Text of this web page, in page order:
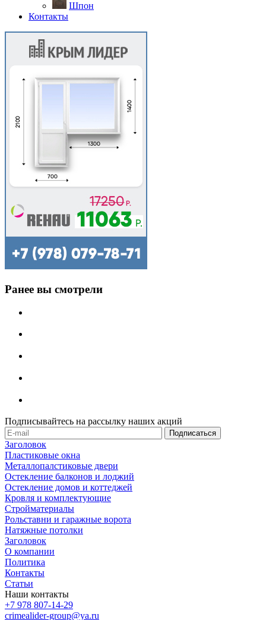
Шпон
Контакты
Ранее вы смотрели
Подписывайтесь на рассылку наших акций
Заголовок
Пластиковые окна
Металлопалстиковые двери
Остекление балконов и лоджий
Остекление домов и коттеджей
Кровля и комплектующие
Стройматериалы
Рольставни и гаражные ворота
Натяжные потолки
Заголовок
О компании
Политика
Контакты
Статьи
Наши контакты
+7 978 807-14-29
crimealider-group@ya.ru